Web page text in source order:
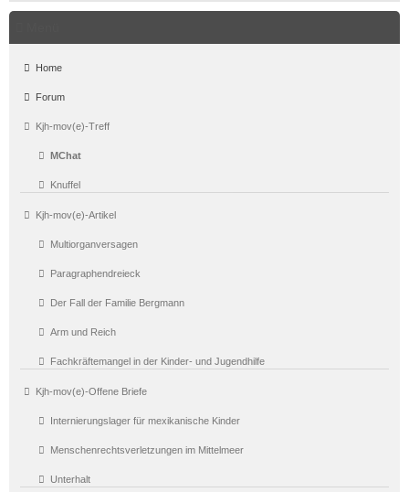
Home
Forum
Kjh-mov(e)-Treff
MChat
Knuffel
Kjh-mov(e)-Artikel
Multiorganversagen
Paragraphendreieck
Der Fall der Familie Bergmann
Arm und Reich
Fachkräftemangel in der Kinder- und Jugendhilfe
Kjh-mov(e)-Offene Briefe
Internierungslager für mexikanische Kinder
Menschenrechtsverletzungen im Mittelmeer
Unterhalt